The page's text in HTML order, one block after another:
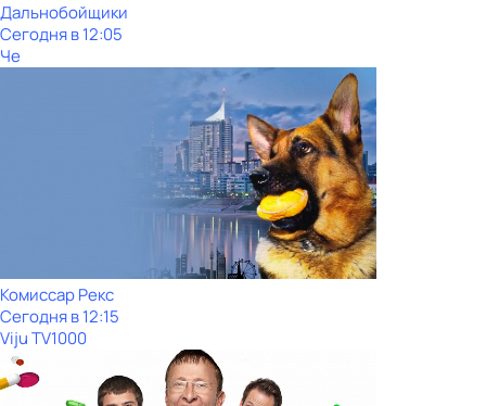
Дальнобойщики
Сегодня в 12:05
Че
Комиссар Рекс
Сегодня в 12:15
Viju TV1000